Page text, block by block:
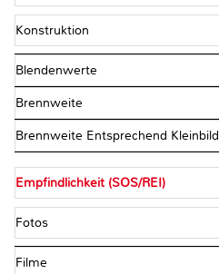
Konstruktion
Blendenwerte
Brennweite
Brennweite Entsprechend Kleinbild
Empfindlichkeit (SOS/REI)
Fotos
Filme